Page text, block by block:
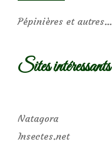
Pépinières et autres…
Sites intéressants
Natagora
Insectes.net